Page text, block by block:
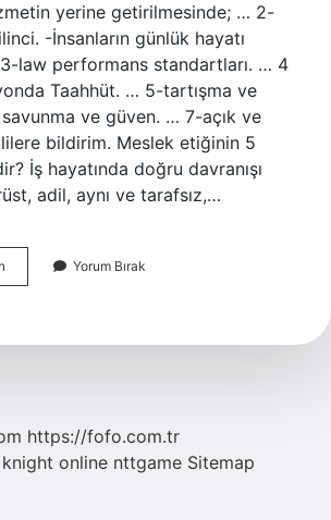
yerine getirilmesinde; … 2-
-İnsanların günlük hayatı
3-law performans standartları. … 4
Taahhüt. … 5-tartışma ve
ve güven. … 7-açık ve
bildirim. Meslek etiğinin 5
İş hayatında doğru davranışı
adil, aynı ve tarafsız,…
Değerler
Eder
Yorum Bırak
https://fofo.com.tr
knight online nttgame Sitemap